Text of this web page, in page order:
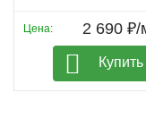
Цена: 2 690 ₽/
Купить